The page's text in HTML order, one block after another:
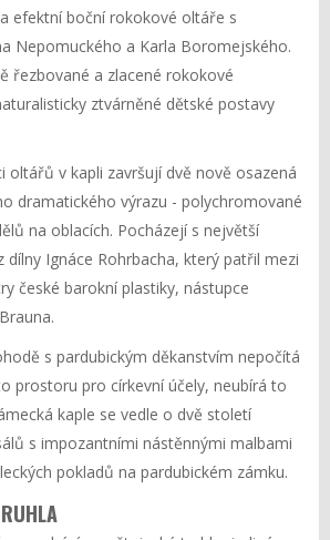
efektní boční rokokové oltáře s
Nepomuckého a Karla Boromejského.
řezbované a zlacené rokokové
ztvárněné dětské postavy
oltářů v kapli završují dvě nově osazená
dramatického výrazu - polychromované
na oblacích. Pocházejí s největší
dílny Ignáce Rohrbacha, který patřil mezi
české barokní plastiky, nástupce
s pardubickým děkanstvím nepočítá
prostoru pro církevní účely, neubírá to
kaple se vedle o dvě století
s impozantními nástěnnými malbami
pokladů na pardubickém zámku.